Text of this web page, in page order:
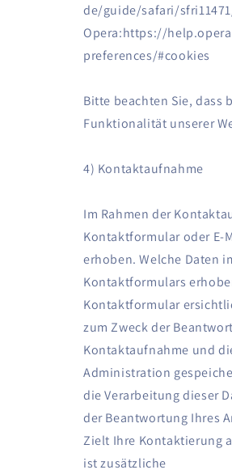
de/guide/safari/
Opera:https://
preferences/#cookies
Bitte beachten Sie, dass
Funktionalität unserer
4) Kontaktaufnahme
Im Rahmen der
Kontaktformular oder E-
erhoben. Welche Daten
Kontaktformulars
Kontaktformular
zum Zweck der
Kontaktaufnahme und
Administration
die Verarbeitung dieser
der Beantwortung Ihres
Zielt Ihre Kontaktierung
ist zusätzliche